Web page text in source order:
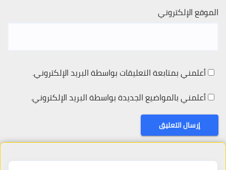
الموقع الإلكتروني
أعلمني بمتابعة التعليقات بواسطة البريد الإلكتروني.
أعلمني بالمواضيع الجديدة بواسطة البريد الإلكتروني.